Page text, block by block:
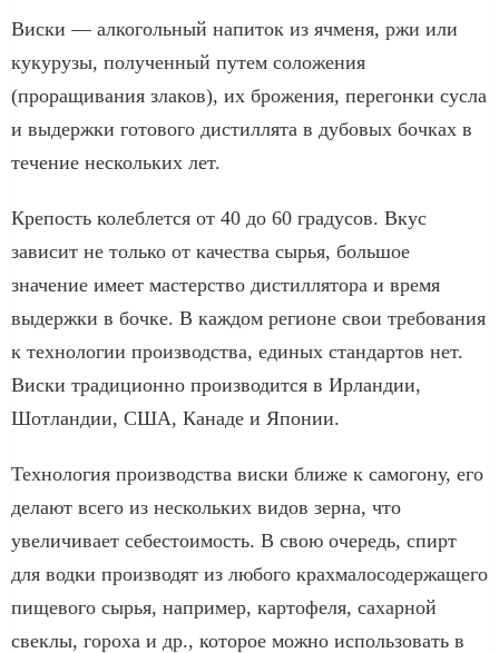
Виски — алкогольный напиток из ячменя, ржи или
кукурузы, полученный путем соложения
(проращивания злаков), их брожения, перегонки сусла
и выдержки готового дистиллята в дубовых бочках в
течение нескольких лет.
Крепость колеблется от 40 до 60 градусов. Вкус
зависит не только от качества сырья, большое
значение имеет мастерство дистиллятора и время
выдержки в бочке. В каждом регионе свои требования
к технологии производства, единых стандартов нет.
Виски традиционно производится в Ирландии,
Шотландии, США, Канаде и Японии.
Технология производства виски ближе к самогону, его
делают всего из нескольких видов зерна, что
увеличивает себестоимость. В свою очередь, спирт
для водки производят из любого крахмалосодержащего
пищевого сырья, например, картофеля, сахарной
свеклы, гороха и др., которое можно использовать в